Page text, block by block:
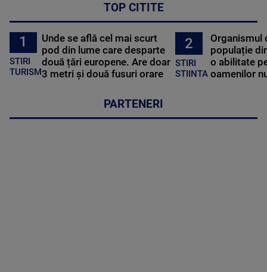
TOP CITITE
1
STIRI
TURISM
Unde se află cel mai scurt
pod din lume care desparte
două țări europene. Are doar
3 metri și două fusuri orare
2
STIRI
STIINTA
Organismul
populație
o abilitate
oamenilor
PARTENERI